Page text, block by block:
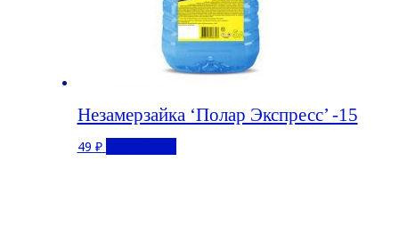
Незамерзайка ‘Полар Экспресс’ -15
49 ₽